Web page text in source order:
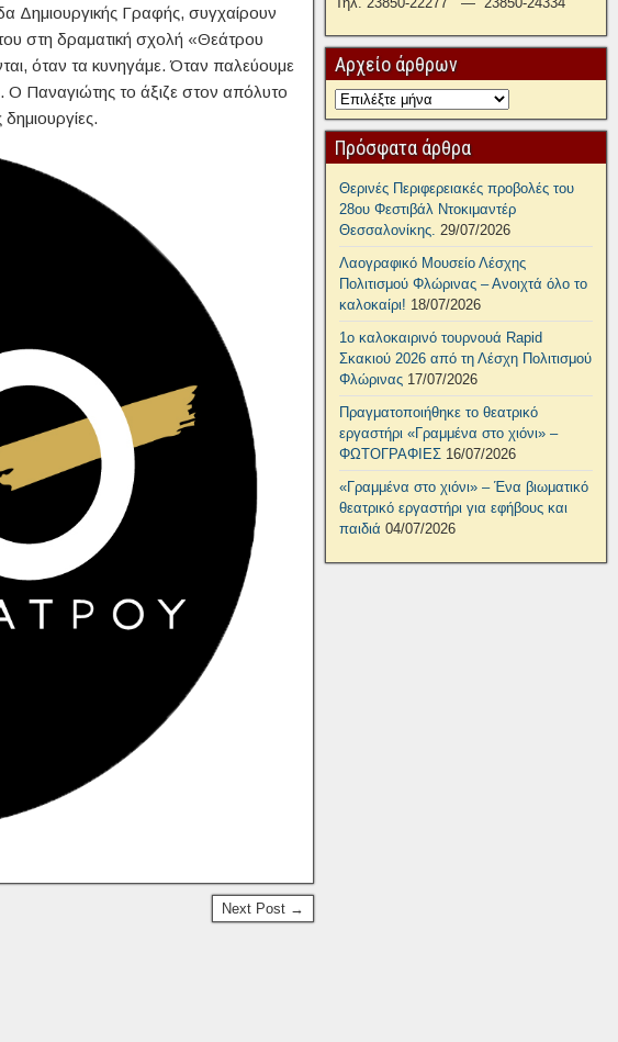
Δημιουργικής Γραφής, συγχαίρουν
στη δραματική σχολή «Θεάτρου
όταν τα κυνηγάμε. Όταν παλεύουμε
Ο Παναγιώτης το άξιζε στον απόλυτο
Next Post →
Αρχείο άρθρων
Πρόσφατα άρθρα
Θερινές Περιφερειακές προβολές του
28ου Φεστιβάλ Ντοκιμαντέρ
Θεσσαλονίκης. 29/07/2026
Λαογραφικό Μουσείο Λέσχης
Πολιτισμού Φλώρινας – Ανοιχτά όλο το
καλοκαίρι! 18/07/2026
1ο καλοκαιρινό τουρνουά Rapid
Σκακιού 2026 από τη Λέσχη Πολιτισμού
Φλώρινας 17/07/2026
Πραγματοποιήθηκε το θεατρικό
εργαστήρι «Γραμμένα στο χιόνι» –
ΦΩΤΟΓΡΑΦΙΕΣ 16/07/2026
«Γραμμένα στο χιόνι» – Ένα βιωματικό
θεατρικό εργαστήρι για εφήβους και
παιδιά 04/07/2026